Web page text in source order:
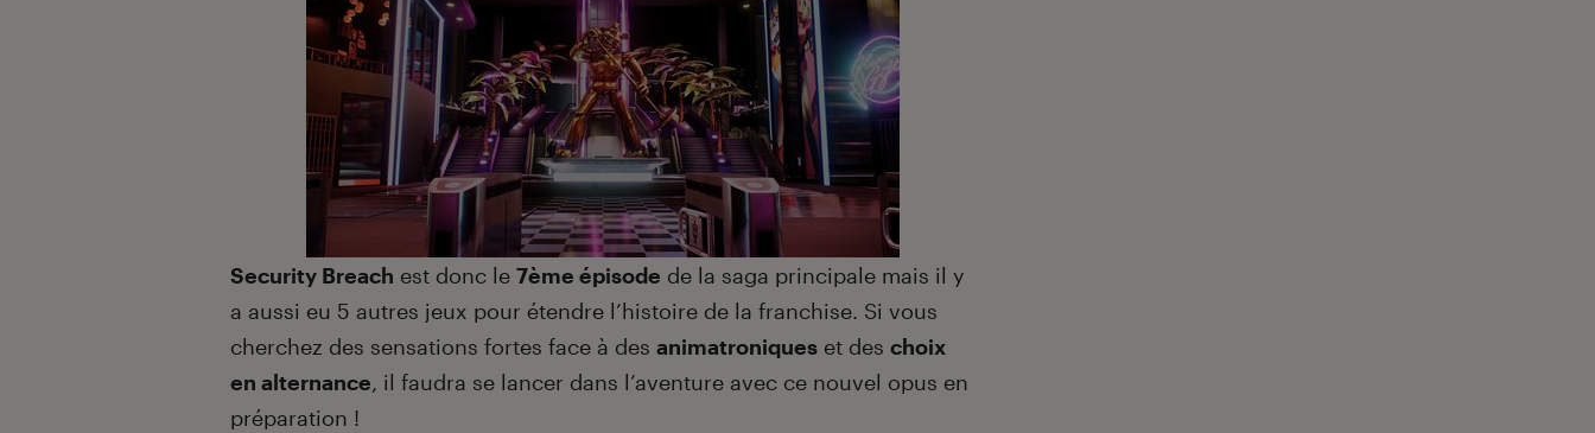
Security Breach est donc le 7ème épisode de la saga principale mais il y
a aussi eu 5 autres jeux pour étendre l’histoire de la franchise. Si vous
cherchez des sensations fortes face à des animatroniques et des choix
en alternance, il faudra se lancer dans l’aventure avec ce nouvel opus en
préparation !